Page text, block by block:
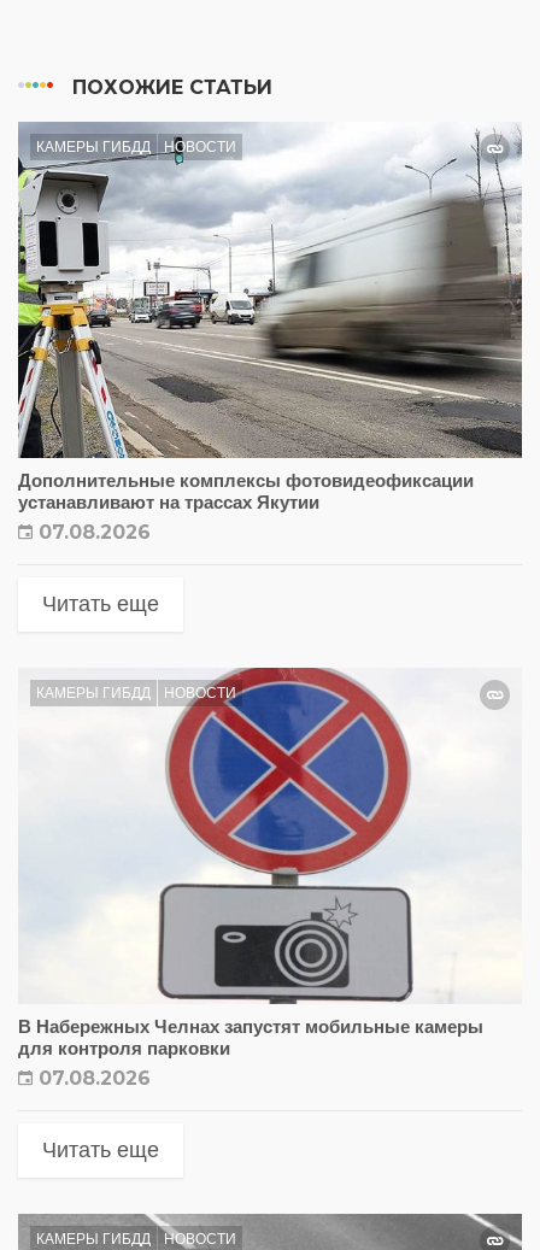
ПОХОЖИЕ СТАТЬИ
КАМЕРЫ ГИБДД НОВОСТИ
Дополнительные комплексы фотовидеофиксации
устанавливают на трассах Якутии
07.08.2026
Читать еще
КАМЕРЫ ГИБДД НОВОСТИ
В Набережных Челнах запустят мобильные камеры
для контроля парковки
07.08.2026
Читать еще
КАМЕРЫ ГИБДД НОВОСТИ